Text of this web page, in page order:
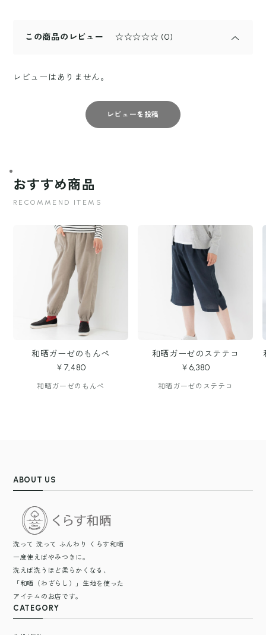
この商品のレビュー ☆☆☆☆☆ (0)
レビューはありません。
レビューを投稿
おすすめ商品
RECOMMEND ITEMS
和晒ガーゼのもんぺ
￥7,480
和晒ガーゼのもんぺ
和晒ガーゼのステテコ
￥6,380
和晒ガーゼのステテコ
ABOUT US
洗って 洗って ふんわり くらす和晒
一度使えばやみつきに。
洗えば洗うほど柔らかくなる、
「和晒（わざらし）」生地を使った
アイテムのお店です。
CATEGORY